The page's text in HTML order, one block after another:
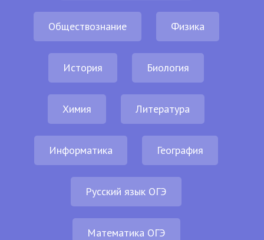
Обществознание Физика
История Биология
Химия Литература
Информатика География
Русский язык ОГЭ
Математика ОГЭ